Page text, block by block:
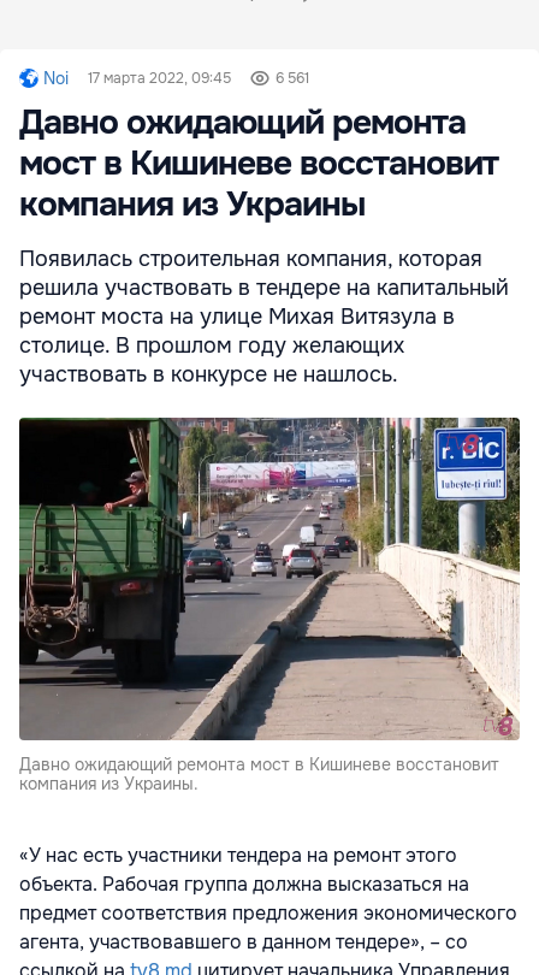
Noi 17 марта 2022, 09:45 6 561
Давно ожидающий ремонта
мост в Кишиневе восстановит
компания из Украины
Появилась строительная компания, которая
решила участвовать в тендере на капитальный
ремонт моста на улице Михая Витязула в
столице. В прошлом году желающих
участвовать в конкурсе не нашлось.
Давно ожидающий ремонта мост в Кишиневе восстановит
компания из Украины.
«У нас есть участники тендера на ремонт этого
объекта. Рабочая группа должна высказаться на
предмет соответствия предложения экономического
агента, участвовавшего в данном тендере», – со